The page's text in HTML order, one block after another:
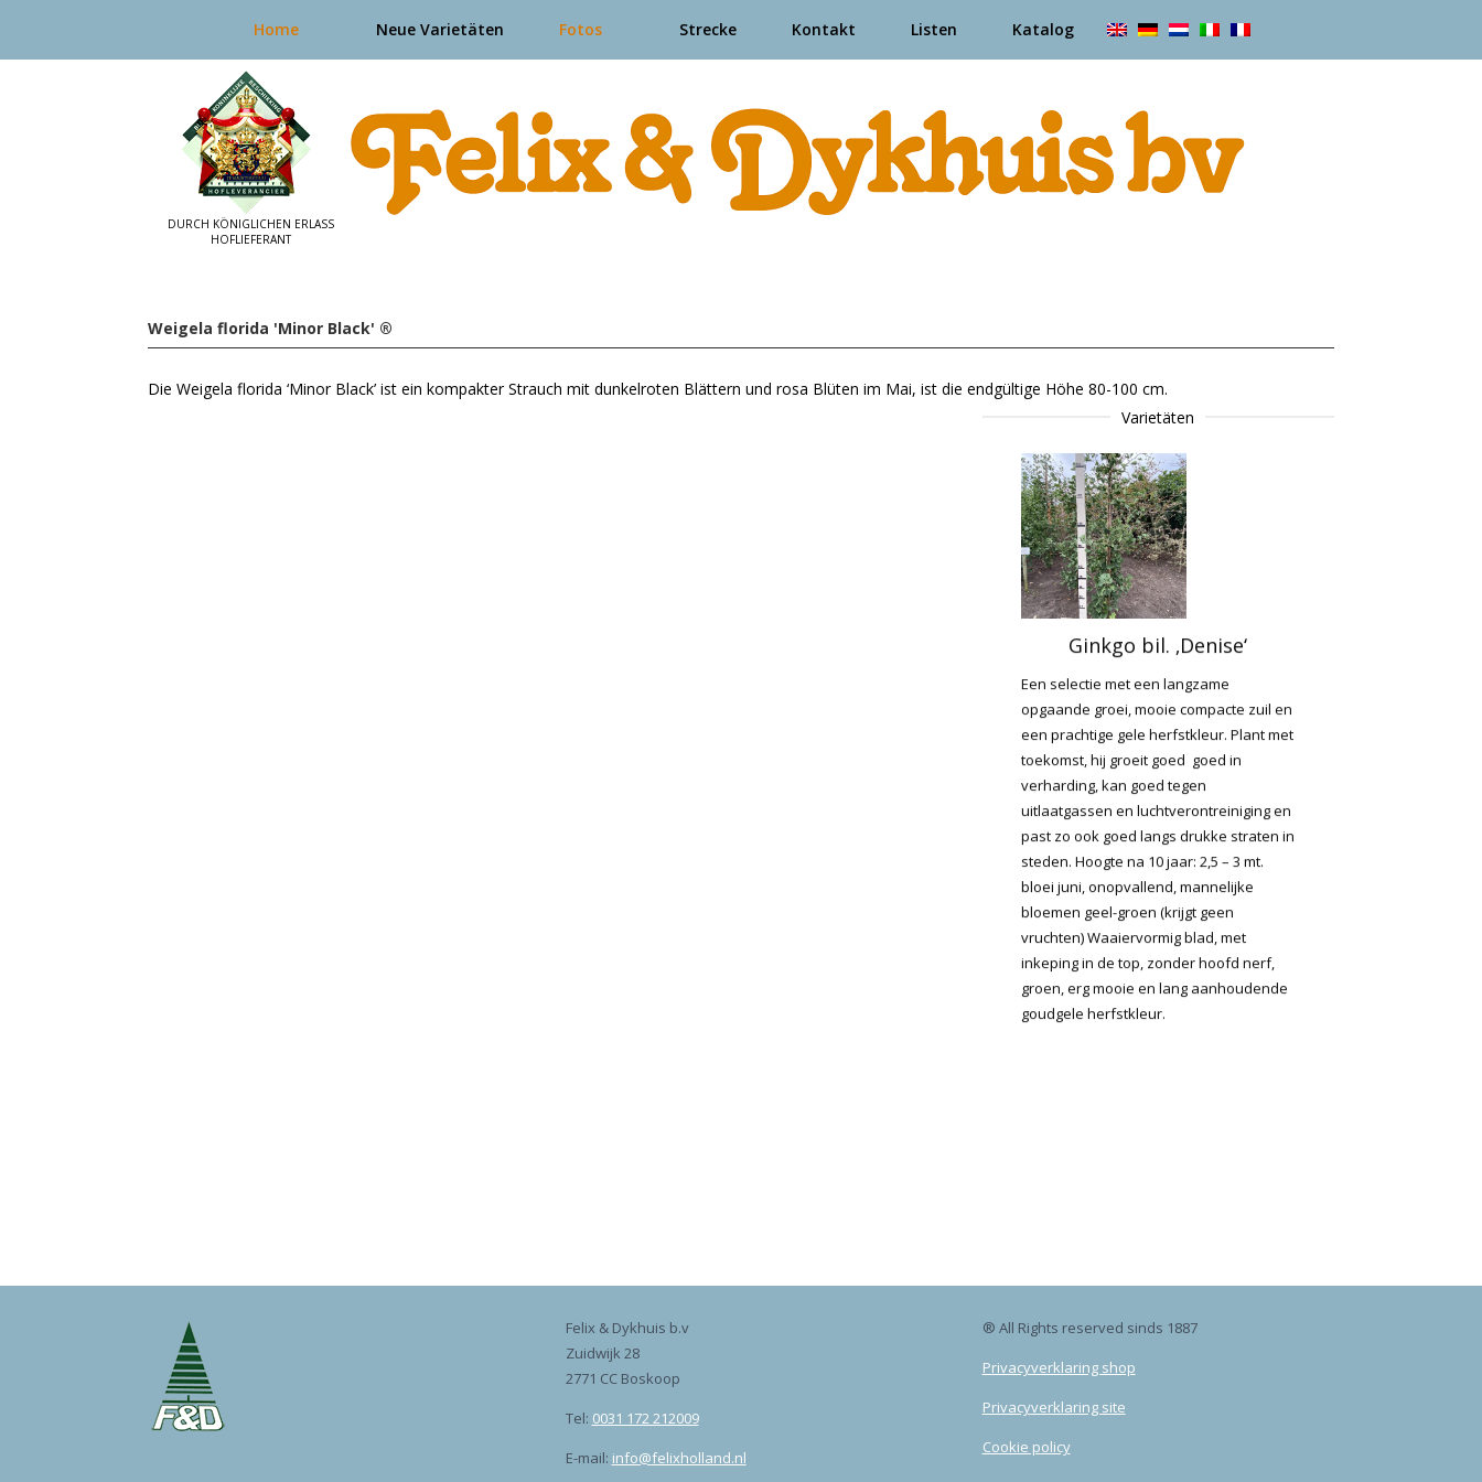
Home Neue Varietäten Fotos Strecke Kontakt Listen Katalog
Weigela florida 'Minor Black' ®
Die Weigela florida ‘Minor Black’ ist ein kompakter Strauch mit dunkelroten Blättern und rosa Blüten im Mai, ist die endgültige Höhe 80-100 cm.
Varietäten
Ginkgo bil. ‚Denise‘
Een selectie met een langzame
opgaande groei, mooie compacte zuil en
een prachtige gele herfstkleur. Plant met
toekomst, hij groeit goed goed in
verharding, kan goed tegen
uitlaatgassen en luchtverontreiniging en
past zo ook goed langs drukke straten in
steden. Hoogte na 10 jaar: 2,5 – 3 mt.
bloei juni, onopvallend, mannelijke
bloemen geel-groen (krijgt geen
vruchten) Waaiervormig blad, met
inkeping in de top, zonder hoofd nerf,
groen, erg mooie en lang aanhoudende
goudgele herfstkleur.
Felix & Dykhuis b.v
Zuidwijk 28
2771 CC Boskoop
Tel: 0031 172 212009
E-mail: info@felixholland.nl
® All Rights reserved sinds 1887
Privacyverklaring shop
Privacyverklaring site
Cookie policy